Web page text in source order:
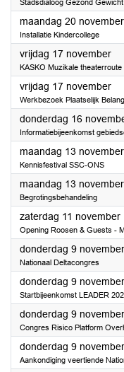
Stadsdialoog Gezond Gewicht
maandag 20 november
Installatie Kindercollege
vrijdag 17 november
KASKO Muzikale theaterroute
vrijdag 17 november
Werkbezoek Plaatselijk
donderdag 16
Informatiebijeenkomst
maandag 13 november
Kennisfestival SSC-ONS
maandag 13 november
Begrotingsbehandeling
zaterdag 11 november
Opening Roosen & Guests -
donderdag 9 november
Nationaal Deltacongres
donderdag 9 november
Startbijeenkomst LEADER
donderdag 9 november
Congres Risico Platform
donderdag 9 november
Aankondiging veertiende